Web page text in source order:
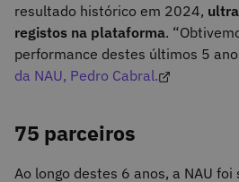
resultado histórico em 2024,
registos na plataforma.
performance destes últimos 5
da NAU, Pedro Cabral.
75 parceiros
Ao longo destes 6 anos, a NAU